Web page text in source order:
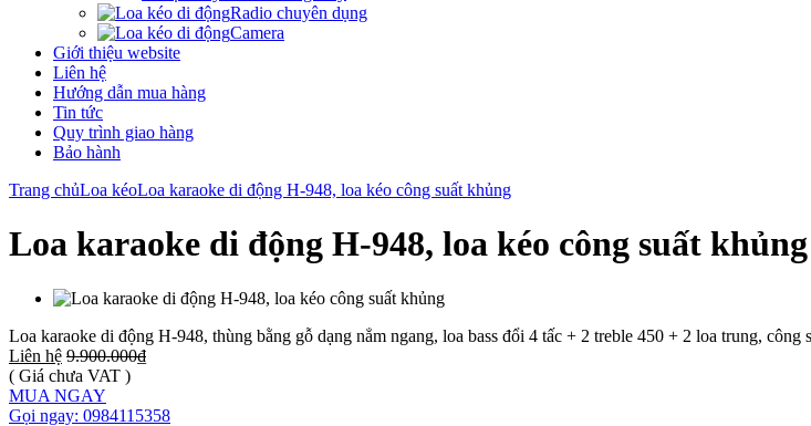
Radio chuyên dụng
Camera
Giới thiệu website
Liên hệ
Hướng dẫn mua hàng
Tin tức
Quy trình giao hàng
Bảo hành
Trang chủLoa kéoLoa karaoke di động H-948, loa kéo công suất khủng
Loa karaoke di động H-948, loa kéo công suất khủng
Loa karaoke di động H-948, thùng bằng gỗ dạng nẳm ngang, loa bass đổi 4 tấc + 2 treble 450 + 2 loa trung,
Liên hệ 9.900.000₫
( Giá chưa VAT )
MUA NGAY
Gọi ngay: 0984115358